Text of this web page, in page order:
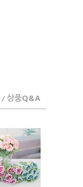
/ 상품Q&A